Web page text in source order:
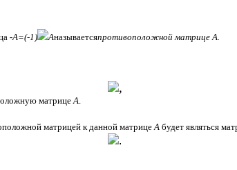
а -А=(-1) Аназываетсяпротивоположной матрице А.
,
матрицеА.
матрицей к данной матрицеА будет являться
.